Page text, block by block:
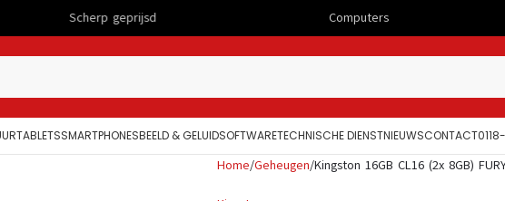
TABLETSSMARTPHONESBEELD & GELUIDSOFTWARETECHNISCHE DIENSTNIEUWSCONTACT
Home Geheugen Kingston 16GB CL16 (2x 8GB)
Scherp geprijsd